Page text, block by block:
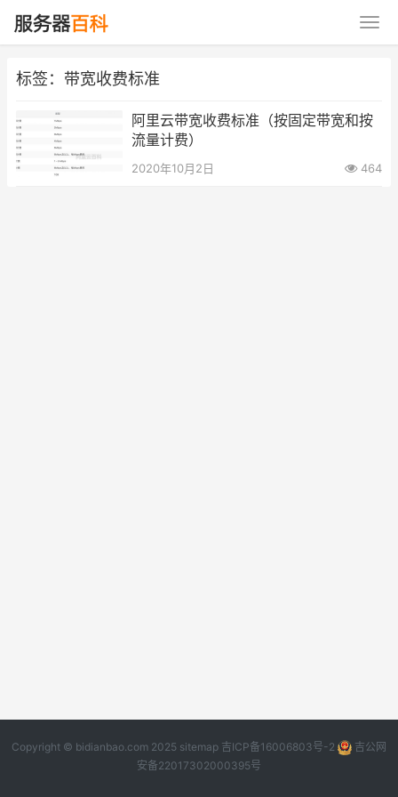
标签：带宽收费标准
阿里云带宽收费标准（按固定带宽和按
流量计费）
2020年10月2日 464
Copyright © bidianbao.com 2025 sitemap 吉ICP备16006803号-2
吉公网
安备22017302000395号